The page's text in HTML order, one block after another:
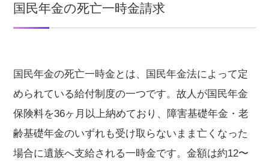
国民年金の死亡一時金請求
国民年金の死亡一時金とは、国民年金法によって定
められている給付制度の一つです。故人が国民年金
保険料を36ヶ月以上納めており、障害基礎年金・老
齢基礎年金のいずれも受け取らないまま亡くなった
場合に遺族へ支給される一時金です。金額は約12〜